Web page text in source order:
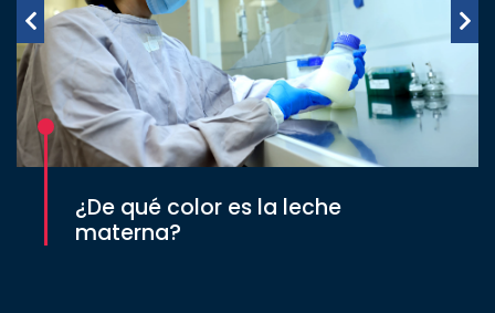
¿De qué color es la leche
materna?